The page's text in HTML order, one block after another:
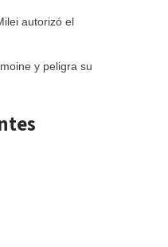
autorizó el
y peligra su